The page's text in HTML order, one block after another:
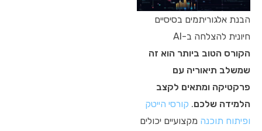
הבנת אלגוריתמים בסיסיים
חיונית להצלחה ב-AI
הקורס הטוב ביותר הוא זה
שמשלב תיאוריה עם
פרקטיקה ומתאים לקצב
הלמידה שלכם. קורסי הייטק
ופיתוח תוכנה מקצועיים יכולים